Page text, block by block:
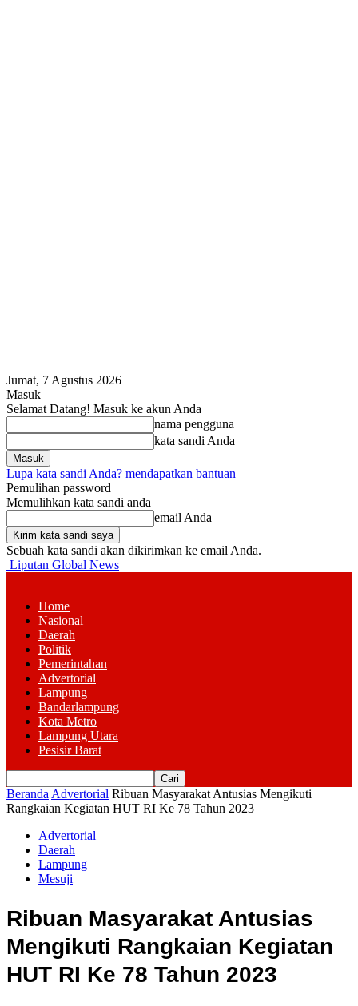
Jumat, 7 Agustus 2026
Masuk
Selamat Datang! Masuk ke akun Anda
nama pengguna
kata sandi Anda
Lupa kata sandi Anda? mendapatkan bantuan
Pemulihan password
Memulihkan kata sandi anda
email Anda
Sebuah kata sandi akan dikirimkan ke email Anda.
Liputan Global News
Home
Nasional
Daerah
Politik
Pemerintahan
Advertorial
Lampung
Bandarlampung
Kota Metro
Lampung Utara
Pesisir Barat
Beranda Advertorial Ribuan Masyarakat Antusias Mengikuti
Rangkaian Kegiatan HUT RI Ke 78 Tahun 2023
Advertorial
Daerah
Lampung
Mesuji
Ribuan Masyarakat Antusias
Mengikuti Rangkaian Kegiatan
HUT RI Ke 78 Tahun 2023